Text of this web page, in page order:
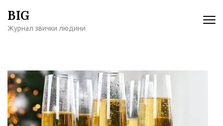
содержимому
BIG
Журнал звички людини